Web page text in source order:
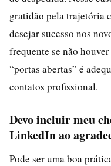
gratidão pela trajetória
desejar sucesso nos
frequente se não
“portas abertas” é
contatos profissional.
Devo incluir meu
LinkedIn ao
Pode ser uma boa